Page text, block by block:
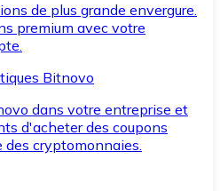
de plus grande envergure.
premium avec votre
Bitnovo
dans votre entreprise et
d'acheter des coupons
cryptomonnaies.